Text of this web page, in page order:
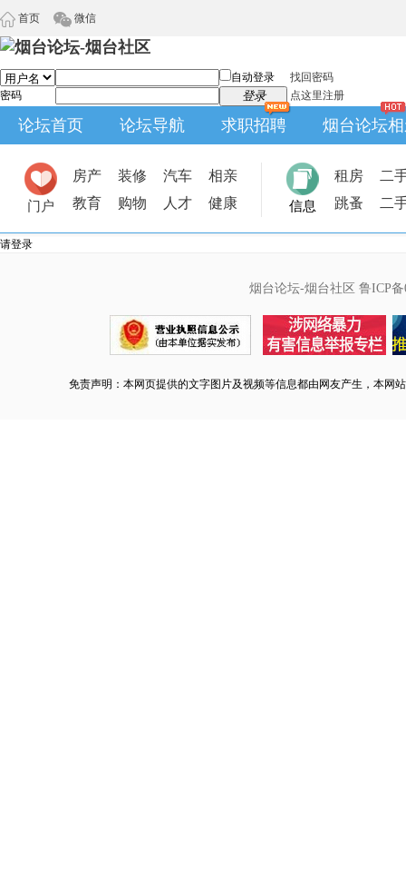
首页 微信
自动登录
找回密码
密码
登录 点这里注册
论坛首页 论坛导航 求职招聘 烟台论坛
门户
房产 装修 汽车
相亲
教育
购物 人才 健康 信息
租房
二
跳蚤
二
请登录
烟台论坛-烟台社区 鲁ICP备
免责声明：本网页提供的文字图片及视频等信息都由网友产生，本网